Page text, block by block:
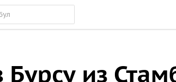
Бурсу из